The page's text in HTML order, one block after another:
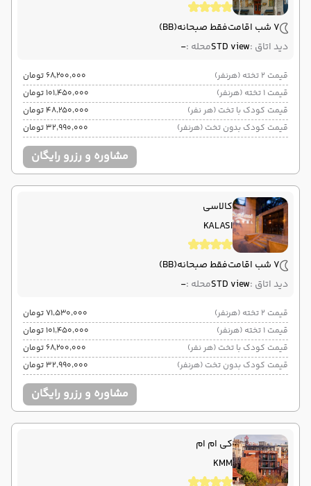
7 شب اقامت فقط صبحانه(BB)
دید اتاق :STD viewمحله :-
قیمت 2 تخته (هرنفر)
۶۸٬۲۰۰٬۰۰۰ تومان
قیمت 1 تخته (هرنفر)
۱۰۱٬۴۵۰٬۰۰۰ تومان
قیمت کودک با تخت (هر نفر)
۴۸٬۲۵۰٬۰۰۰ تومان
قیمت کودک بدون تخت (هرنفر)
۳۲٬۹۹۰٬۰۰۰ تومان
مشاوره و رزرو رایگان
کالاسی
KALASI
7 شب اقامت فقط صبحانه(BB)
دید اتاق :STD viewمحله :-
قیمت 2 تخته (هرنفر)
۷۱٬۵۳۰٬۰۰۰ تومان
قیمت 1 تخته (هرنفر)
۱۰۱٬۴۵۰٬۰۰۰ تومان
قیمت کودک با تخت (هر نفر)
۶۸٬۲۰۰٬۰۰۰ تومان
قیمت کودک بدون تخت (هرنفر)
۳۲٬۹۹۰٬۰۰۰ تومان
مشاوره و رزرو رایگان
کی ام ام
KMM